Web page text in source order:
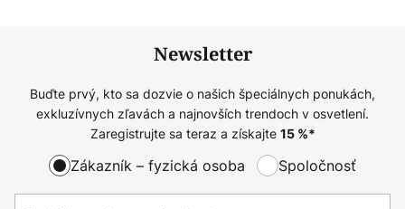
Newsletter
Buďte prvý, kto sa dozvie o našich špeciálnych ponukách,
exkluzívnych zľavách a najnovších trendoch v osvetlení.
Zaregistrujte sa teraz a získajte 15%*
Zákazník – fyzická osoba Spoločnosť